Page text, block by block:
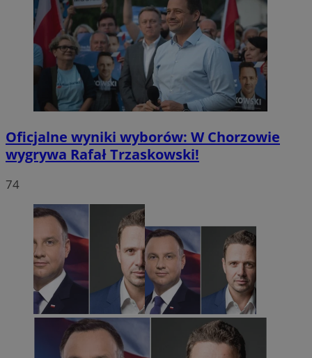
Oficjalne wyniki wyborów: W Chorzowie
wygrywa Rafał Trzaskowski!
74